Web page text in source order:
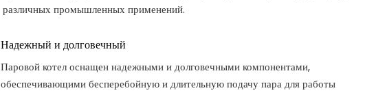
различных промышленных применений.
Надежный и долговечный
Паровой котел оснащен надежными и долговечными компонентами,
обеспечивающими бесперебойную и длительную подачу пара для работы